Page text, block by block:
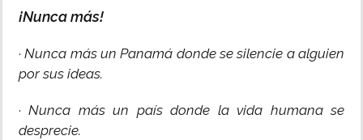
¡Nunca más!
· Nunca más un Panamá donde se silencie a alguien
por sus ideas.
· Nunca más un país donde la vida humana se
desprecie.